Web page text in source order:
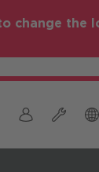
change the